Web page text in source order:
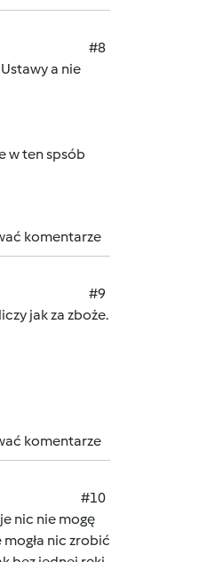
#8
a nie
w ten spsób
komentarze
#9
jak za zboże.
komentarze
#10
nic nie mogę
nic zrobić